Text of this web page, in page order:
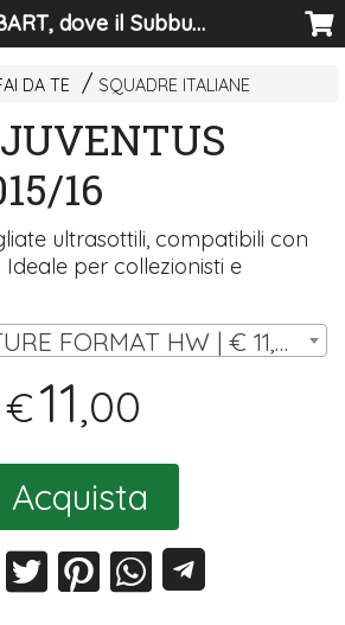
SUBBART, dove il Subbuteo diventa arte
DA TE SQUADRE ITALIANE
16
ultrasottili, compatibili con
per collezionisti e
SET 14 MINIATURE FORMAT HW | € 11,00
€11,00
Acquista